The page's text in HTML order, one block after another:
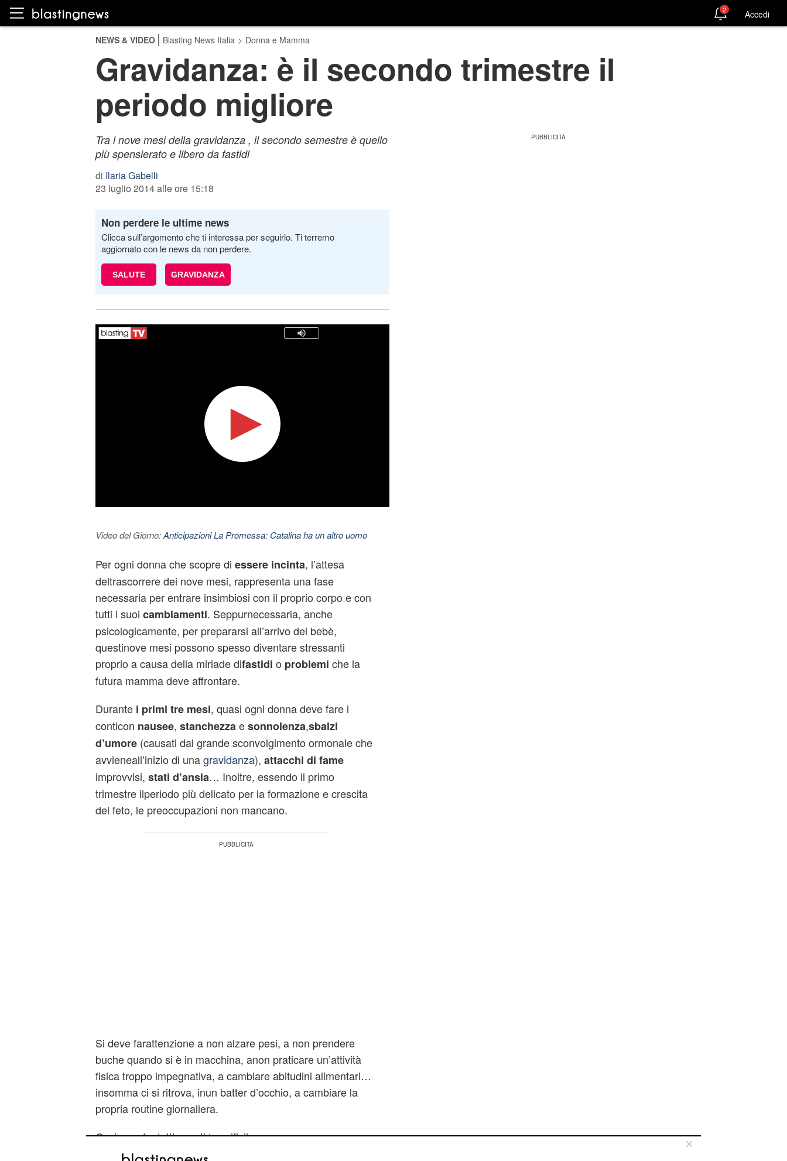
2 Accedi
NEWS & VIDEO Blasting News Italia > Donna e Mamma
Gravidanza: è il secondo trimestre il
periodo migliore
Tra i nove mesi della gravidanza , il secondo semestre è quello
più spensierato e libero da fastidi
di Ilaria Gabelli
23 luglio 2014 alle ore 15:18
Non perdere le ultime news
Clicca sull’argomento che ti interessa per seguirlo. Ti terremo
aggiornato con le news da non perdere.
SALUTE GRAVIDANZA
Video del Giorno:Anticipazioni La Promessa: Catalina ha un altro uomo
Per ogni donna che scopre di essere incinta, l’attesa
deltrascorrere dei nove mesi, rappresenta una fase
necessaria per entrare insimbiosi con il proprio corpo e con
tutti i suoi cambiamenti. Seppurnecessaria, anche
psicologicamente, per prepararsi all’arrivo del bebè,
questinove mesi possono spesso diventare stressanti
proprio a causa della miriade difastidi o problemi che la
futura mamma deve affrontare.
Durante i primi tre mesi, quasi ogni donna deve fare i
conticon nausee, stanchezzaesonnolenza,sbalzi
d’umore(causati dal grande sconvolgimento ormonale che
avvieneall’inizio di unagravidanza), attacchi di fame
improvvisi, stati d’ansia… Inoltre, essendo il primo
trimestre ilperiodo più delicato per la formazione e crescita
del feto, le preoccupazioni non mancano.
Si deve farattenzione a non alzare pesi, a non prendere
buche quando si è in macchina, anon praticare un’attività
fisica troppo impegnativa, a cambiare abitudini alimentari…
insomma ci si ritrova, inun batter d’occhio, a cambiare la
propria routine giornaliera.
Ovviamente, tutti questi ‘sacrifici’, seppure un
pochinostressanti, verranno affrontati comunque con